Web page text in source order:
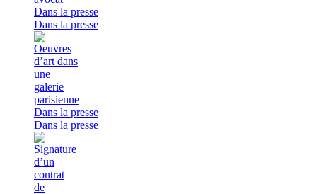
Dans la presse
Dans la presse
Dans la presse
Dans la presse